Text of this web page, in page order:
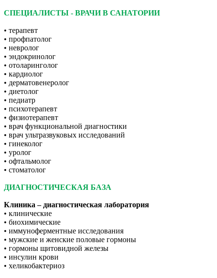
СПЕЦИАЛИСТЫ - ВРАЧИ В САНАТОРИИ
• терапевт
• профпатолог
• невролог
• эндокринолог
• отоларинголог
• кардиолог
• дерматовенеролог
• диетолог
• педиатр
• психотерапевт
• физиотерапевт
• врач функциональной диагностики
• врач ультразвуковых исследований
• гинеколог
• уролог
• офтальмолог
• стоматолог
ДИАГНОСТИЧЕСКАЯ БАЗА
Клиника – диагностическая лаборатория
• клинические
• биохимические
• иммуноферментные исследования
• мужские и женские половые гормоны
• гормоны щитовидной железы
• инсулин крови
• хеликобактериоз